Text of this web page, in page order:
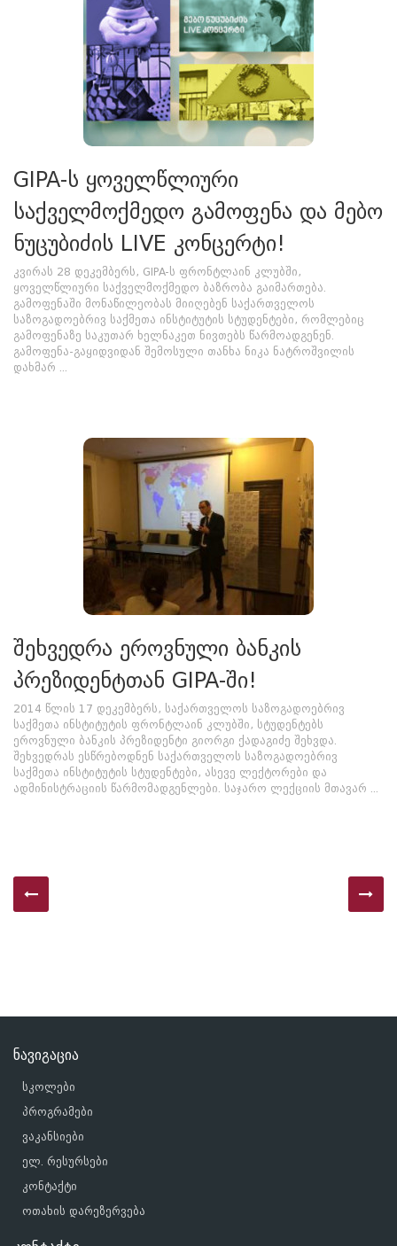
GIPA-ს ყოველწლიური
საქველმოქმედო გამოფენა და მებო
ნუცუბიძის LIVE კონცერტი!
კვირას 28 დეკემბერს, GIPA-ს ფრონტლაინ კლუბში,
ყოველწლიური საქველმოქმედო ბაზრობა გაიმართება.
გამოფენაში მონაწილეობას მიიღებენ საქართველოს
საზოგადოებრივ საქმეთა ინსტიტუტის სტუდენტები, რომლებიც
გამოფენაზე საკუთარ ხელნაკეთ ნივთებს წარმოადგენენ.
გამოფენა-გაყიდვიდან შემოსული თანხა ნიკა ნატროშვილის
დახმარ ...
შეხვედრა ეროვნული ბანკის
პრეზიდენტთან GIPA-ში!
2014 წლის 17 დეკემბერს, საქართველოს საზოგადოებრივ
საქმეთა ინსტიტუტის ფრონტლაინ კლუბში, სტუდენტებს
ეროვნული ბანკის პრეზიდენტი გიორგი ქადაგიძე შეხვდა.
შეხვედრას ესწრებოდნენ საქართველოს საზოგადოებრივ
საქმეთა ინსტიტუტის სტუდენტები, ასევე ლექტორები და
ადმინისტრაციის წარმომადგენლები. საჯარო ლექციის მთავარ ...
ნავიგაცია
სკოლები
პროგრამები
ვაკანსიები
ელ. რესურსები
კონტაქტი
ოთახის დარეზერვება